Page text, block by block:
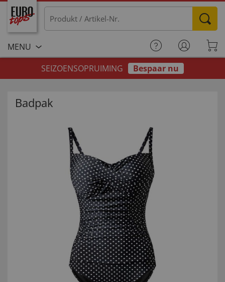
MENU
SEIZOENSOPRUIMING
Bespaar nu
Badpak